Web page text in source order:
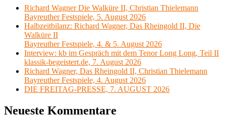
Richard Wagner Die Walküre II, Christian Thielemann
Bayreuther Festspiele, 5. August 2026
Halbzeitbilanz: Richard Wagner, Das Rheingold II, Die
Walküre II
Bayreuther Festspiele, 4. & 5. August 2026
Interview: kb im Gespräch mit dem Tenor Long Long, Teil II
klassik-begeistert.de, 7. August 2026
Richard Wagner, Das Rheingold II, Christian Thielemann
Bayreuther Festspiele, 4. August 2026
DIE FREITAG-PRESSE, 7. AUGUST 2026
Neueste Kommentare